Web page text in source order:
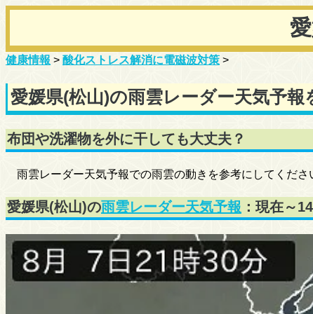
健康情報 > 酸化ストレス解消に電磁波対策 >
愛媛県(松山)の雨雲レーダー天気予報
布団や洗濯物を外に干しても大丈夫？
雨雲レーダー天気予報での雨雲の動きを参考にしてくださ
愛媛県(松山)の雨雲レーダー天気予報 ：現在～